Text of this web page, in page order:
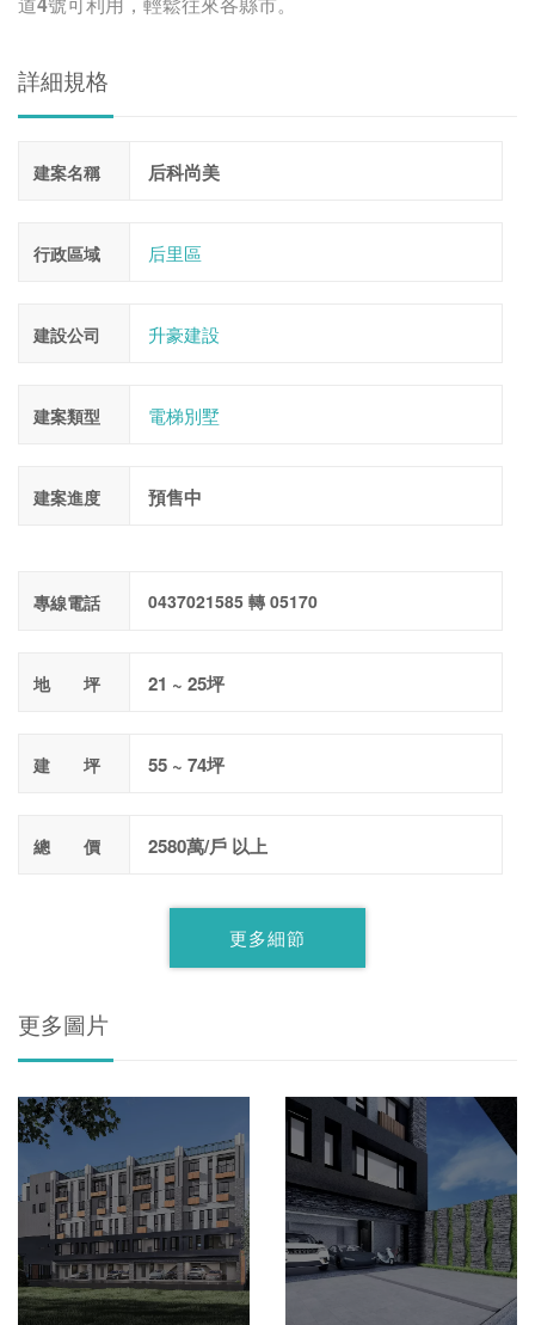
詳細規格
建案名稱 后科尚美
行政區域 后里區
建設公司 升豪建設
建案類型 電梯別墅
建案進度 預售中
專線電話 0437021585 轉 05170
地 坪 21 ~ 25坪
建 坪 55 ~ 74坪
總 價 2580萬/戶 以上
更多細節
更多圖片